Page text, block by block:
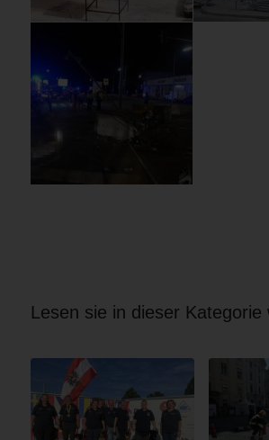
Lesen sie in dieser